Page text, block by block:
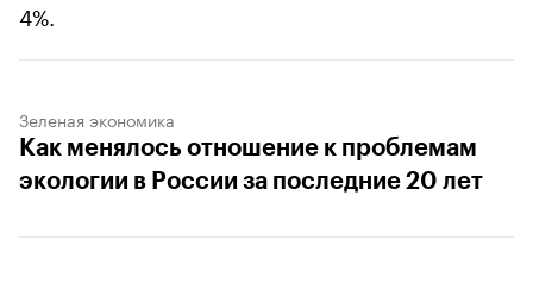
4%.
Зеленая экономика
Как менялось отношение к проблемам
экологии в России за последние 20 лет